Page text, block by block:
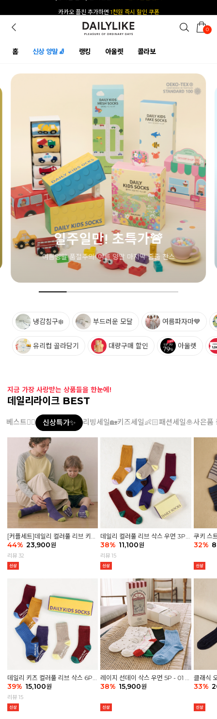
카카오 플친 추가하면 1천원 즉시 할인 쿠폰
0
홈 신상 양말🧦 랭킹 아울렛 콜라보
냉감침구❄️ 부드러운 모달 여름파자마💙
유리컵 골라담기 대량구매 할인 아울렛
지금 가장 사랑받는 상품들을 한눈에!
데일리라이크 BEST
베스트👍🏻 신상특가✨ 리빙세일🏡키즈세일👶🏻패션세일🧆사은품
[커플세트]데일리 컬러풀 리브 키즈
6P & 우먼3P 삭스세트
44% 23,900원
리뷰 32
데일리 컬러풀 리브 삭스 우먼 3P
세트
38% 11,100원
리뷰 15
데일리 키즈 컬러풀 리브 삭스 6P -
03 세트
39% 15,100원
리뷰 15
레이지 선데이 삭스 우먼 5P - 01 G
athering
38% 15,900원
쿠키 스
32%
클래식
세트
33%